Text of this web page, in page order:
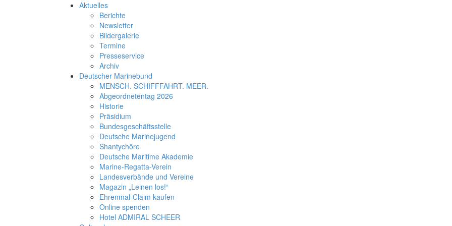
Aktuelles
Berichte
Newsletter
Bildergalerie
Termine
Presseservice
Archiv
Deutscher Marinebund
MENSCH. SCHIFFFAHRT. MEER.
Abgeordnetentag 2026
Historie
Präsidium
Bundesgeschäftsstelle
Deutsche Marinejugend
Shantychöre
Deutsche Maritime Akademie
Marine-Regatta-Verein
Landesverbände und Vereine
Magazin „Leinen los!“
Ehrenmal-Claim kaufen
Online spenden
Hotel ADMIRAL SCHEER